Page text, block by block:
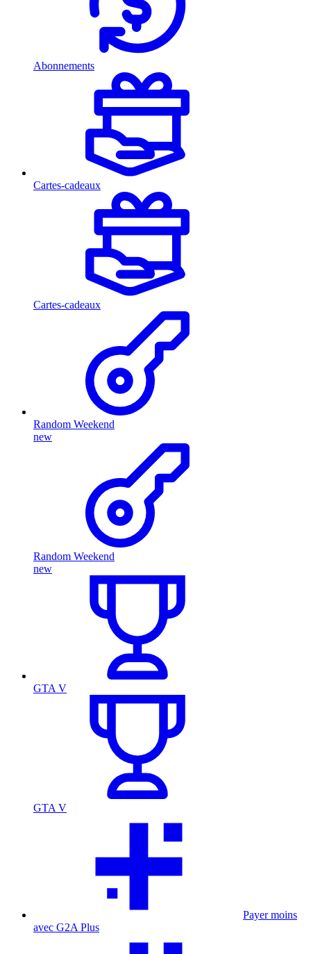
Abonnements
Cartes-cadeaux
Cartes-cadeaux
Random Weekend
new
Random Weekend
new
GTA V
GTA V
Payer moins
avec G2A Plus